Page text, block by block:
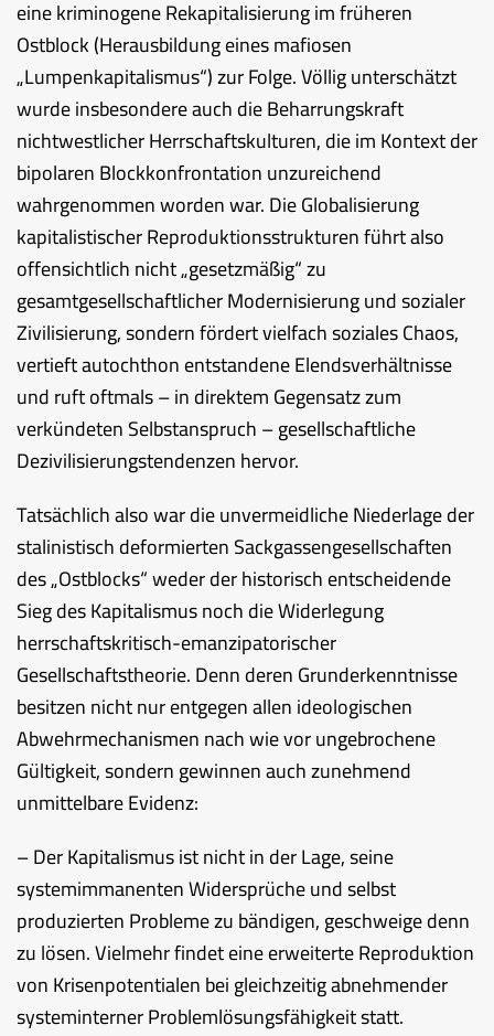
eine kriminogene Rekapitalisierung im früheren
Ostblock (Herausbildung eines mafiosen
„Lumpenkapitalismus“) zur Folge. Völlig unterschätzt
wurde insbesondere auch die Beharrungskraft
nichtwestlicher Herrschaftskulturen, die im Kontext der
bipolaren Blockkonfrontation unzureichend
wahrgenommen worden war. Die Globalisierung
kapitalistischer Reproduktionsstrukturen führt also
offensichtlich nicht „gesetzmäßig“ zu
gesamtgesellschaftlicher Modernisierung und sozialer
Zivilisierung, sondern fördert vielfach soziales Chaos,
vertieft autochthon entstandene Elendsverhältnisse
und ruft oftmals – in direktem Gegensatz zum
verkündeten Selbstanspruch – gesellschaftliche
Dezivilisierungstendenzen hervor.
Tatsächlich also war die unvermeidliche Niederlage der
stalinistisch deformierten Sackgassengesellschaften
des „Ostblocks“ weder der historisch entscheidende
Sieg des Kapitalismus noch die Widerlegung
herrschaftskritisch-emanzipatorischer
Gesellschaftstheorie. Denn deren Grunderkenntnisse
besitzen nicht nur entgegen allen ideologischen
Abwehrmechanismen nach wie vor ungebrochene
Gültigkeit, sondern gewinnen auch zunehmend
unmittelbare Evidenz:
– Der Kapitalismus ist nicht in der Lage, seine
systemimmanenten Widersprüche und selbst
produzierten Probleme zu bändigen, geschweige denn
zu lösen. Vielmehr findet eine erweiterte Reproduktion
von Krisenpotentialen bei gleichzeitig abnehmender
systeminterner Problemlösungsfähigkeit statt.